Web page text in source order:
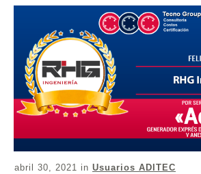
abril 30, 2021 in Usuarios ADITEC